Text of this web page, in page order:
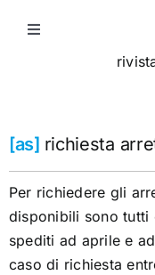
Toggle
archivio
infografiche
chi siamo
[as] richiesta
Per richiedere gli
disponibili sono tutti
spediti ad aprile e
caso di richiesta